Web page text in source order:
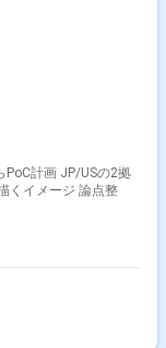
PoC計画 JP/USの2拠
くイメージ 論点整